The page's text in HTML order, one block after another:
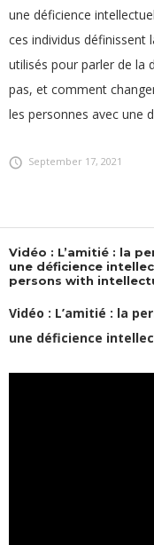
une déficience
ces individus définissent
utilisés pour parler de la
pas, et comment
les personnes avec une
September 17, 2021
Vidéo : L’amitié : la
une déficience
persons with
Vidéo : L’amitié : la
une déficience